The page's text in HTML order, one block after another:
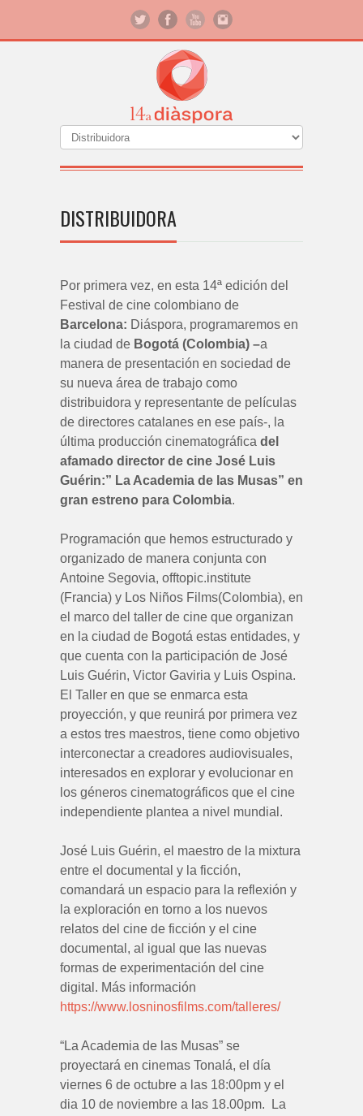
DISTRIBUIDORA
Por primera vez, en esta 14ª edición del
Festival de cine colombiano de
Barcelona: Diáspora, programaremos en
la ciudad de Bogotá (Colombia) –a
manera de presentación en sociedad de
su nueva área de trabajo como
distribuidora y representante de películas
de directores catalanes en ese país-, la
última producción cinematográfica del
afamado director de cine José Luis
Guérin:” La Academia de las Musas” en
gran estreno para Colombia.
Programación que hemos estructurado y
organizado de manera conjunta con
Antoine Segovia, offtopic.institute
(Francia) y Los Niños Films(Colombia), en
el marco del taller de cine que organizan
en la ciudad de Bogotá estas entidades, y
que cuenta con la participación de José
Luis Guérin, Victor Gaviria y Luis Ospina.
El Taller en que se enmarca esta
proyección, y que reunirá por primera vez
a estos tres maestros, tiene como objetivo
interconectar a creadores audiovisuales,
interesados en explorar y evolucionar en
los géneros cinematográficos que el cine
independiente plantea a nivel mundial.
José Luis Guérin, el maestro de la mixtura
entre el documental y la ficción,
comandará un espacio para la reflexión y
la exploración en torno a los nuevos
relatos del cine de ficción y el cine
documental, al igual que las nuevas
formas de experimentación del cine
digital. Más información
https://www.losninosfilms.com/talleres/
“La Academia de las Musas” se
proyectará en cinemas Tonalá, el día
viernes 6 de octubre a las 18:00pm y el
dia 10 de noviembre a las 18.00pm. La